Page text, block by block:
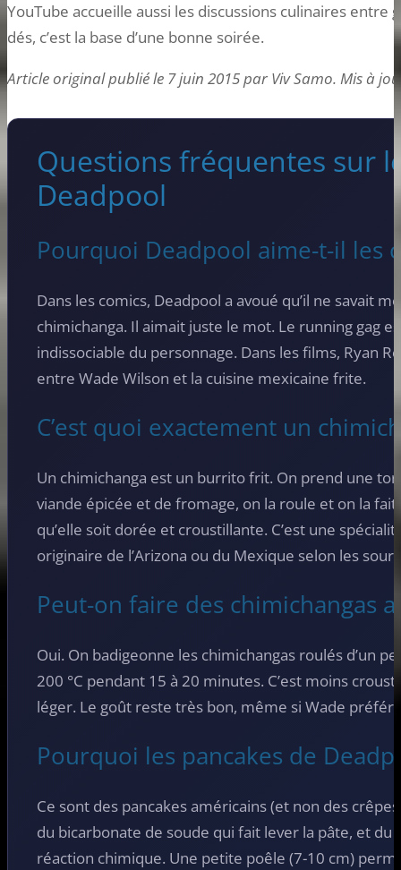
YouTube accueille aussi les discussions culinaires entre
dés, c’est la base d’une bonne soirée.
Article original publié le 7 juin 2015 par Viv Samo. Mis à
Questions fréquentes sur
Deadpool
Pourquoi Deadpool aime-t-il les
Dans les comics, Deadpool a avoué qu’il ne savait
chimichanga. Il aimait juste le mot. Le running gag
indissociable du personnage. Dans les films, Ryan
entre Wade Wilson et la cuisine mexicaine frite.
C’est quoi exactement un
Un chimichanga est un burrito frit. On prend une
viande épicée et de fromage, on la roule et on la fait
qu’elle soit dorée et croustillante. C’est une
originaire de l’Arizona ou du Mexique selon les
Peut-on faire des chimichangas
Oui. On badigeonne les chimichangas roulés d’un
200 °C pendant 15 à 20 minutes. C’est moins
léger. Le goût reste très bon, même si Wade
Pourquoi les pancakes de
Ce sont des pancakes américains (et non des
du bicarbonate de soude qui fait lever la pâte, et
réaction chimique. Une petite poêle (7-10 cm)